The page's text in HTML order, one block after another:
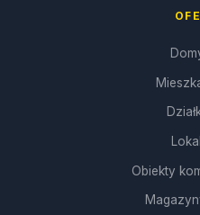
Obiekty